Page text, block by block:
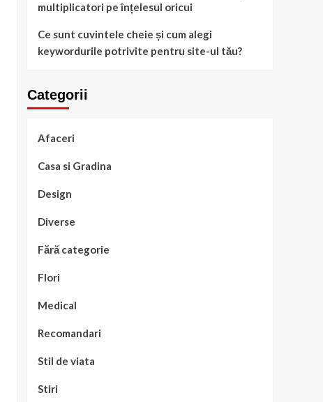
multiplicatori pe înțelesul oricui
Ce sunt cuvintele cheie și cum alegi
keywordurile potrivite pentru site-ul tău?
Categorii
Afaceri
Casa si Gradina
Design
Diverse
Fără categorie
Flori
Medical
Recomandari
Stil de viata
Stiri